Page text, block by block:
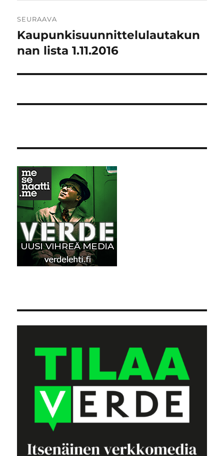
SEURAAVA
Seuraava
artikkeli:
Kaupunkisuunnittelulautakun
nan lista 1.11.2016